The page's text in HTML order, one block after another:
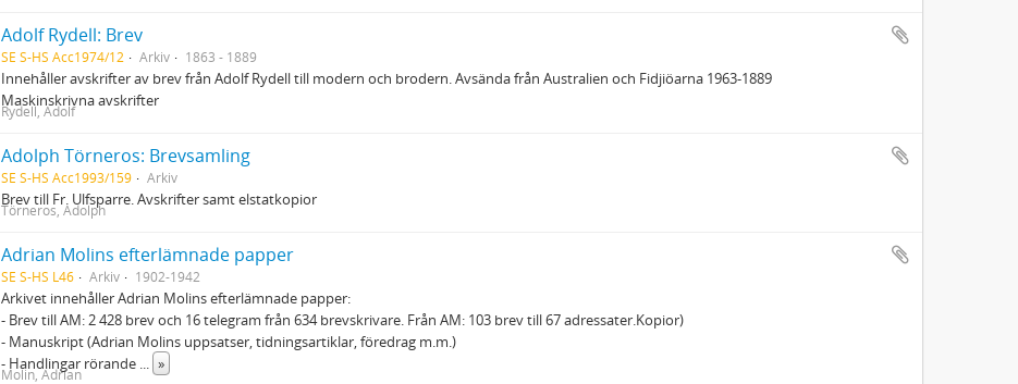
Adolf Rydell: Brev
SE S-HS Acc1974/12 Arkiv 1863 - 1889
Innehåller avskrifter av brev från Adolf Rydell till modern och brodern. Avsända från Australien och Fidjiöarna 1963-1889
Maskinskrivna avskrifter
Rydell, Adolf
Adolph Törneros: Brevsamling
SE S-HS Acc1993/159 Arkiv
Brev till Fr. Ulfsparre. Avskrifter samt elstatkopior
Törneros, Adolph
Adrian Molins efterlämnade papper
SE S-HS L46 Arkiv 1902-1942
Arkivet innehåller Adrian Molins efterlämnade papper:
- Brev till AM: 2 428 brev och 16 telegram från 634 brevskrivare. Från AM: 103 brev till 67 adressater.Kopior)
- Manuskript (Adrian Molins uppsatser, tidningsartiklar, föredrag m.m.)
- Handlingar rörande
»
Molin, Adrian